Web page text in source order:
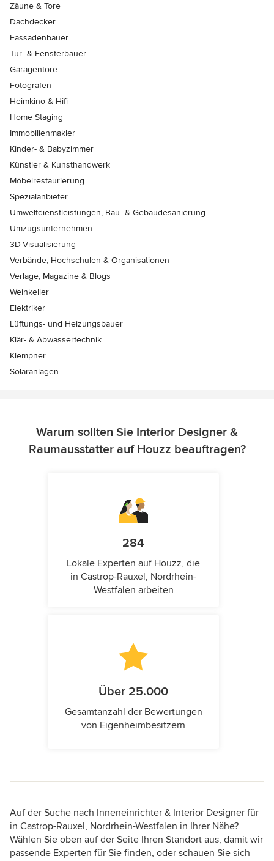
Zäune & Tore
Dachdecker
Fassadenbauer
Tür- & Fensterbauer
Garagentore
Fotografen
Heimkino & Hifi
Home Staging
Immobilienmakler
Kinder- & Babyzimmer
Künstler & Kunsthandwerk
Möbelrestaurierung
Spezialanbieter
Umweltdienstleistungen, Bau- & Gebäudesanierung
Umzugsunternehmen
3D-Visualisierung
Verbände, Hochschulen & Organisationen
Verlage, Magazine & Blogs
Weinkeller
Elektriker
Lüftungs- und Heizungsbauer
Klär- & Abwassertechnik
Klempner
Solaranlagen
Warum sollten Sie Interior Designer &
Raumausstatter auf Houzz beauftragen?
284
Lokale Experten auf Houzz, die
in Castrop-Rauxel, Nordrhein-
Westfalen arbeiten
Über 25.000
Gesamtanzahl der Bewertungen
von Eigenheimbesitzern
Auf der Suche nach Inneneinrichter & Interior Designer für
in Castrop-Rauxel, Nordrhein-Westfalen in Ihrer Nähe?
Wählen Sie oben auf der Seite Ihren Standort aus, damit wir
passende Experten für Sie finden, oder schauen Sie sich